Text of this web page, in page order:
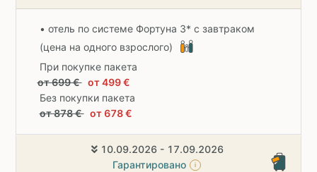
• отель по системе Фортуна 3* с завтраком
(цена на одного взрослого)
При покупке пакета
от 699 € от 499 €
Без покупки пакета
от 878 € от 678 €
10.09.2026 - 17.09.2026
Гарантировано
i